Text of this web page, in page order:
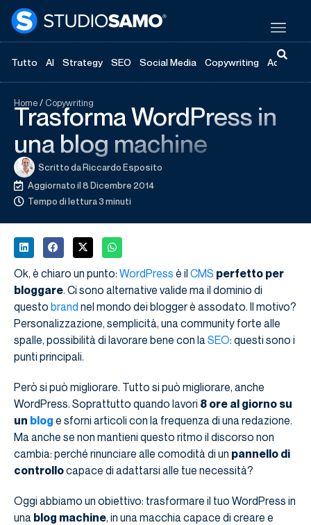
Tutto AI Strategy SEO Social Media Copywriting
Home/ Copywriting
Trasforma WordPress in
una blog machine
Scritto daRiccardo Esposito
Aggiornato il 8 Dicembre 2014
Tempo di lettura 3 minuti
Ok, è chiaro un punto: WordPress è il CMS perfetto per
bloggare. Ci sono alternative valide ma il dominio di
questo brand nel mondo dei blogger è assodato. Il motivo?
Personalizzazione, semplicità, una community forte alle
spalle, possibilità di lavorare bene con la SEO: questi sono i
punti principali.
Però si può migliorare. Tutto si può migliorare, anche
WordPress. Soprattutto quando lavori 8 ore al giorno su
un blog e sforni articoli con la frequenza di una redazione.
Ma anche se non mantieni questo ritmo il discorso non
cambia: perché rinunciare alle comodità di un pannello di
controllocapace di adattarsi alle tue necessità?
Oggi abbiamo un obiettivo: trasformare il tuo WordPress in
una blog machine, in una macchia capace di creare e